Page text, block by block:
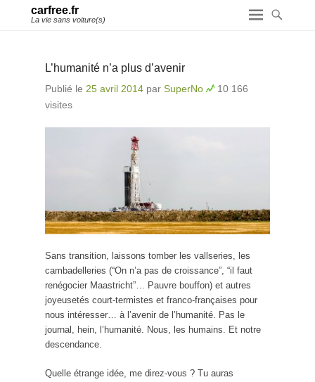
carfree.fr
La vie sans voiture(s)
L’humanité n’a plus d’avenir
Publié le 25 avril 2014 par SuperNo
10 166
visites
Sans transition, laissons tomber les vallseries, les
cambadelleries (“On n’a pas de croissance”, “il faut
renégocier Maastricht”… Pauvre bouffon) et autres
joyeusetés court-termistes et franco-françaises pour
nous intéresser… à l’avenir de l’humanité. Pas le
journal, hein, l’humanité. Nous, les humains. Et notre
descendance.
Quelle étrange idée, me direz-vous ? Tu auras